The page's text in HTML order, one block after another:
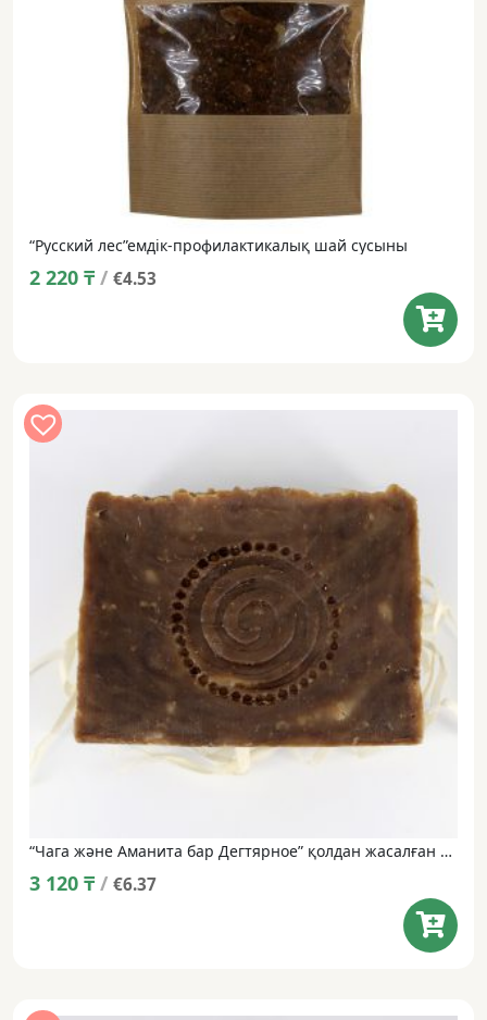
“Русский лес”емдік-профилактикалық шай сусыны
2 220 ₸ / €4.53
“Чага және Аманита бар Дегтярное” қолдан жасалған табиғи сабын • 100 г
3 120 ₸ / €6.37